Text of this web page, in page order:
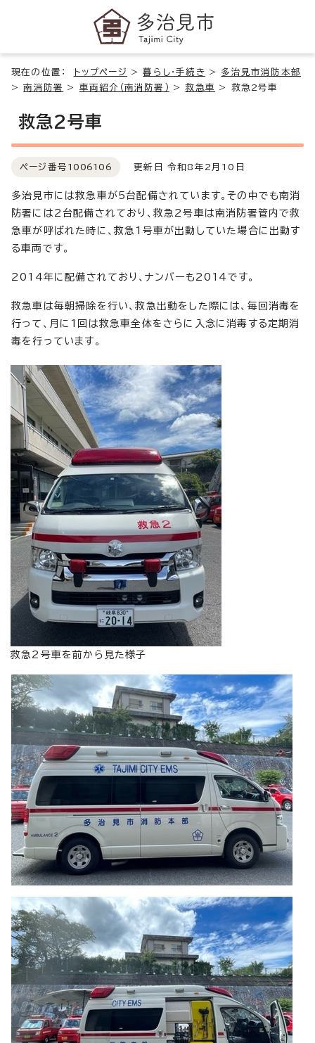
現在の位置： トップページ >暮らし・手続き >多治見市消防本部
>南消防署 > 車両紹介（南消防署） >救急車 > 救急2号車
救急2号車
ページ番号 1006106 更新日 令和8年2月10日
多治見市には救急車が5台配備されています。その中でも南消
防署には2台配備されており、救急2号車は南消防署管内で救
急車が呼ばれた時に、救急1号車が出動していた場合に出動す
る車両です。
2014年に配備されており、ナンバーも2014です。
救急車は毎朝掃除を行い、救急出動をした際には、毎回消毒を
行って、月に1回は救急車全体をさらに入念に消毒する定期消
毒を行っています。
救急2号車を前から見た様子